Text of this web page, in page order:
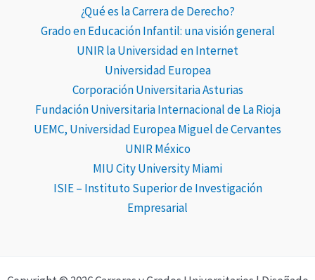
¿Qué es la Carrera de Derecho?
Grado en Educación Infantil: una visión general
UNIR la Universidad en Internet
Universidad Europea
Corporación Universitaria Asturias
Fundación Universitaria Internacional de La Rioja
UEMC, Universidad Europea Miguel de Cervantes
UNIR México
MIU City University Miami
ISIE – Instituto Superior de Investigación
Empresarial